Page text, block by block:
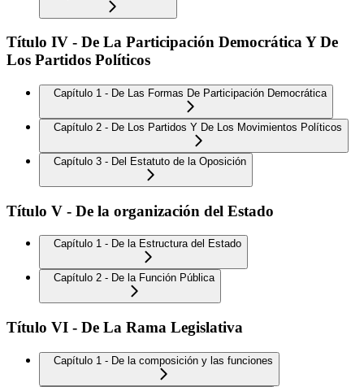
Título IV - De La Participación Democrática Y De
Los Partidos Políticos
Capítulo 1 - De Las Formas De Participación Democrática
Capítulo 2 - De Los Partidos Y De Los Movimientos Políticos
Capítulo 3 - Del Estatuto de la Oposición
Título V - De la organización del Estado
Capítulo 1 - De la Estructura del Estado
Capítulo 2 - De la Función Pública
Título VI - De La Rama Legislativa
Capítulo 1 - De la composición y las funciones